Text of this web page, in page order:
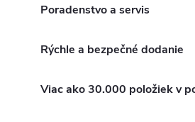
Poradenstvo a servis
Rýchle a bezpečné dodanie
Viac ako 30.000 položiek v